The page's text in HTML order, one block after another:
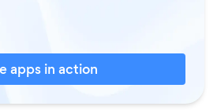
apps in action